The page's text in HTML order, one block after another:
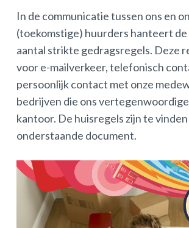
In de communicatie tussen ons en
(toekomstige) huurders hanteert de
aantal strikte gedragsregels. Deze
voor e-mailverkeer, telefonisch
persoonlijk contact met onze
bedrijven die ons
kantoor. De huisregels zijn te
onderstaande document.